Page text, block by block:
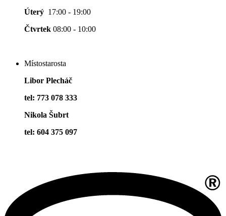
Úterý 17:00 - 19:00
Čtvrtek 08:00 - 10:00
Místostarosta
Libor Plecháč
tel: 773 078 333
Nikola Šubrt
tel: 604 375 097